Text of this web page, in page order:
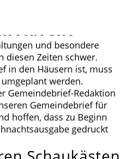
macht
Advent
und besondere
diesen Zeiten schwer.
in den Häusern ist, muss
werden.
Gemeindebrief-Redaktion
Gemeindebrief für
hoffen, dass zu Beginn
gedruckt